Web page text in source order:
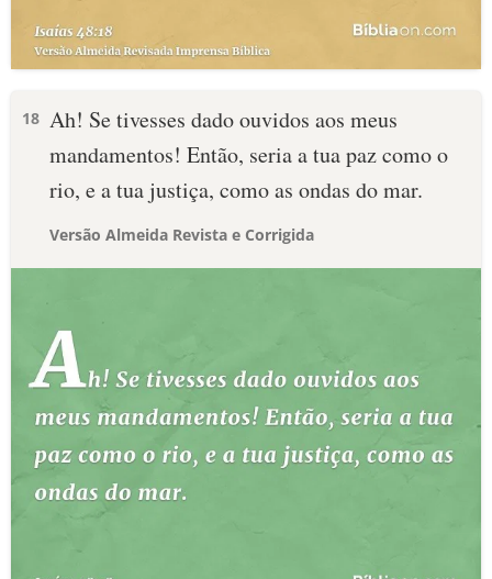
18 Ah! Se tivesses dado ouvidos aos meus
mandamentos! Então, seria a tua paz como o
rio, e a tua justiça, como as ondas do mar.
Versão Almeida Revista e Corrigida